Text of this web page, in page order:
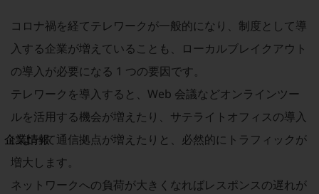
はじめての方へ
サービス・商品を探す
新規会員登録/ログインはこちら
100回線以上のお問い合わせ・お見積りはこちら
別ウィンドウで開きます
企業情報
企業情報TOP
会社案内
会社案内TOP
コロナ禍を経てテレワークが一般的になり、制度として導
入する企業が増えていることも、ローカルブレイクアウト
の導入が必要になる 1 つの要因です。
テレワークを導入すると、Web 会議などオンラインツー
ルを活用する機会が増えたり、サテライトオフィスの導入
によって通信拠点が増えたりと、必然的にトラフィックが
増大します。
ネットワークへの負荷が大きくなればレスポンスの遅れが